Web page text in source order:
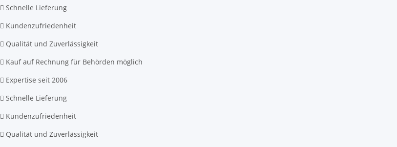
Schnelle Lieferung
Kundenzufriedenheit
Qualität und Zuverlässigkeit
Kauf auf Rechnung für Behörden möglich
Expertise seit 2006
Schnelle Lieferung
Kundenzufriedenheit
Qualität und Zuverlässigkeit